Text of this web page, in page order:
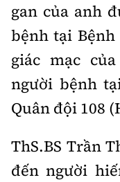
gan của anh
bệnh tại
giác mạc
người bệnh
Quân đội 108
ThS.BS Trần
đến người